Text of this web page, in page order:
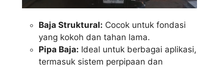
Baja Struktural: Cocok untuk fondasi
yang kokoh dan tahan lama.
Pipa Baja: Ideal untuk berbagai aplikasi,
termasuk sistem perpipaan dan